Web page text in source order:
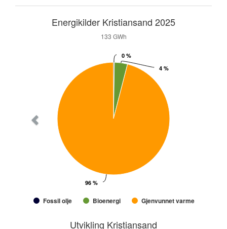
Energikilder Kristiansand 2025
133 GWh
0 %
0 %
4 %
4 %
96 %
96 %
Fossil olje Bioenergi Gjenvunnet varme
Forrige
Utvikling Kristiansand